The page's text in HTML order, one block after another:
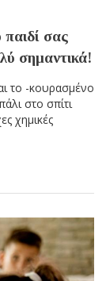
σας
σημαντικά!
το -κουρασμένο
στο σπίτι
χημικές